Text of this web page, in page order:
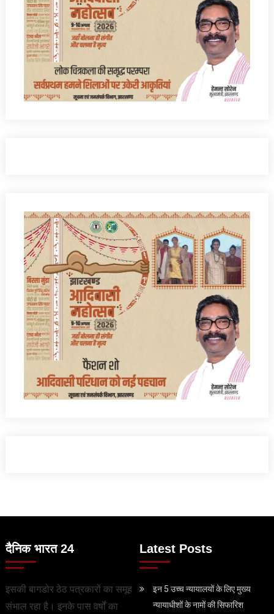
दैनिक भारत 24
इसकी बागडोर ठेठ पत्रकारों का समूह
संभाल रहा है। इनके पास वर्षों का
Latest Posts
इन 5 उच्च न्यायालयों के लिए मुख्य
न्यायाधीशों के नामों की सिफारिश